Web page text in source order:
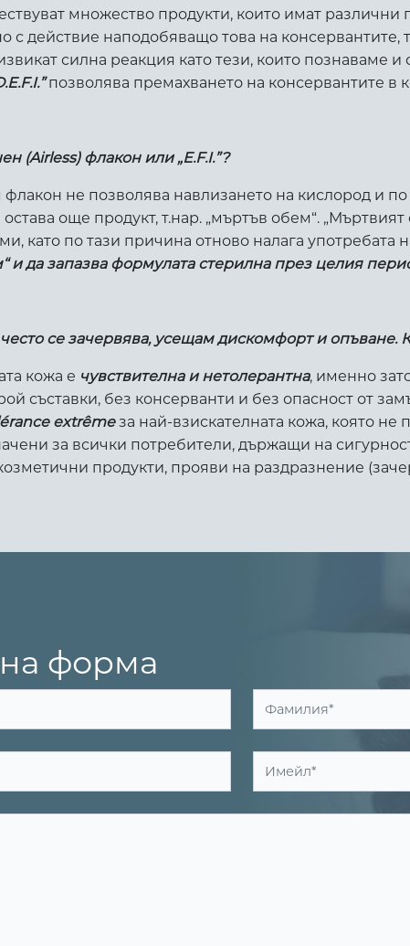
множество продукти, които имат
с действие наподобяващо това на консервантите,
силна реакция като тези, които познаваме
позволява премахването на консервантите в
(Airless)флакон или „E.F.I.”?
не позволява навлизането на кислород и
още продукт, т.нар. „мъртъв обем“.
като по тази причина отново налага употребата
и да запазва формулата стерилна през целия
се зачервява, усещам дискомфорт и опъване.
кожа е чувствителна и нетолерантна, именно
съставки, без консерванти и без опасност от
extrêmeза най-взискателната кожа, която
за всички потребители, държащи на
продукти, прояви на раздразнение
форма